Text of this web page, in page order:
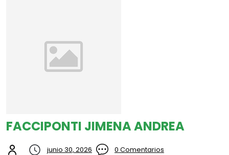
FACCIPONTI JIMENA ANDREA
junio 30, 2026 0 Comentarios